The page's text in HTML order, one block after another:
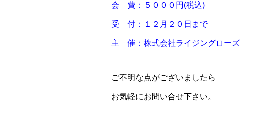
会 費：５０００円(税込)
受 付：１２月２０日まで
主 催：株式会社ライジングローズ
ご不明な点がございましたら
お気軽にお問い合せ下さい。